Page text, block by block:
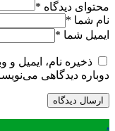
محتوای دیدگاه *
نام شما *
ایمیل شما *
ذخیره نام، ایمیل
دوباره دیدگاهی
.